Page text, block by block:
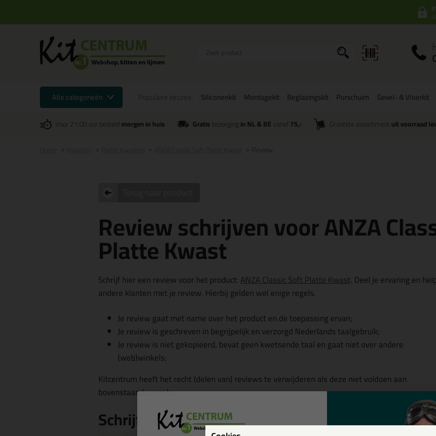
Alle categorieën Siliconenkit Montagekit Beglazingskit Purschuim Gevel- & Vloerkit
Voor 21:00 uur besteldmorgen in huis Gratisbezorgingin NL & BEvanaf 75,- Grootste assortiment uit voorraad
Review
Review schrijven voor ANZA
Platte Kwast
Schrijf hier een review voor het product:ANZA Classic Soft Platte Kwast. Deel je ervaring en
andere klanten met je review. Hierbij gelden wel enige regels.
Je review gaat met name over het product en de toepassing ervan;
Je review is geschreven in begrijpelijk en verzorgd Nederlands taalgebruik;
Je review is niet gekopieerd, bevat geen kwetsende taal en gaat niet over andere
(web)winkels;
Kitcentrum heeft het recht (delen van) reviews te verwijderen als deze niet voldoen aan
bovenstaande regels.
Schrijf een review